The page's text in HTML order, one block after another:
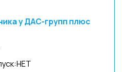
у ДАС-групп плюс